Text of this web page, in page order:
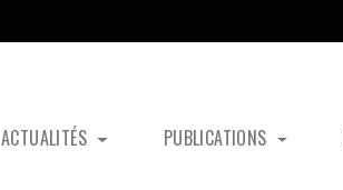
ACTUALITÉS PUBLICATIONS